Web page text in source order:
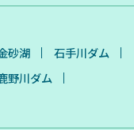
砂湖
石手川ダム
野川ダム